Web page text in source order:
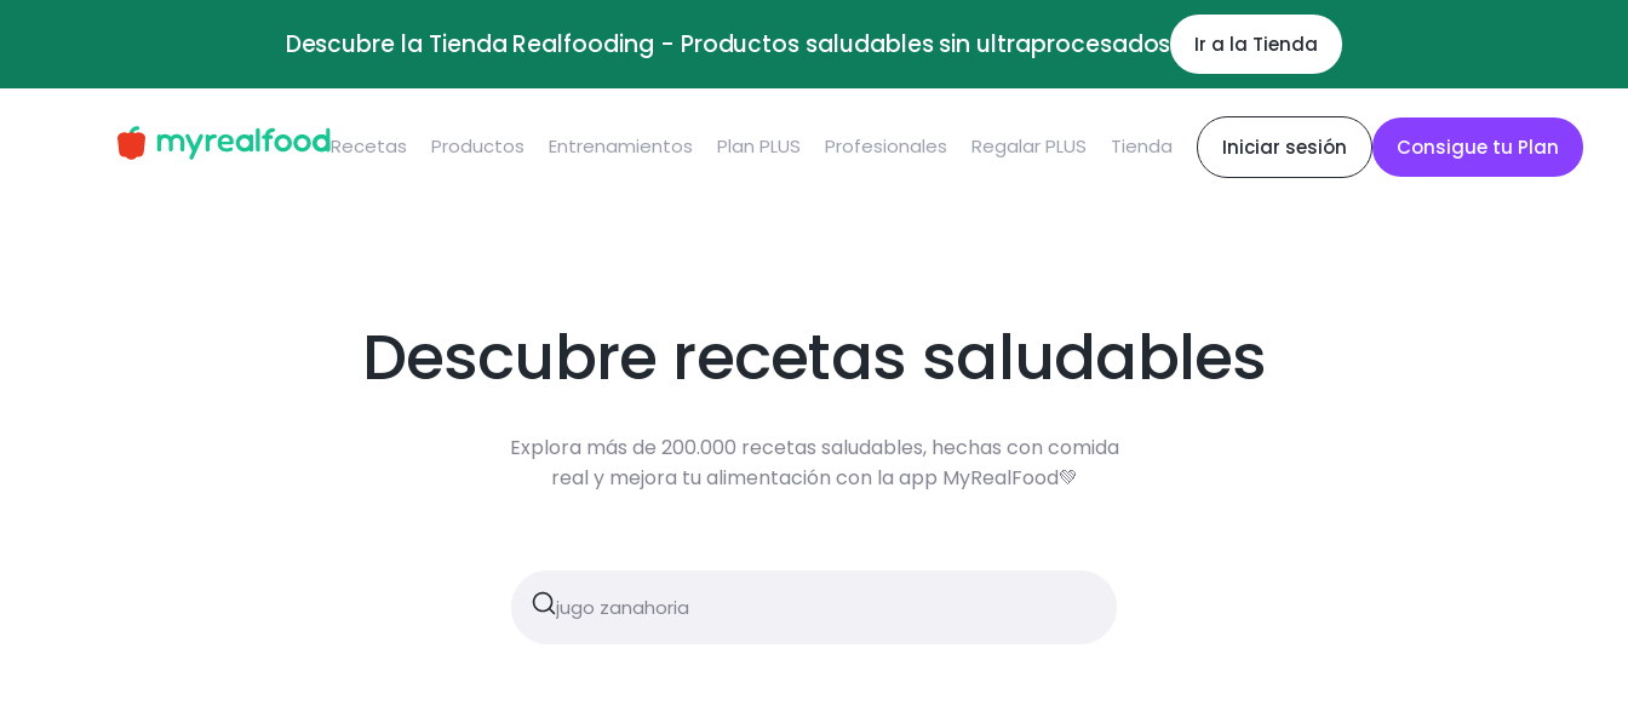
Descubre la Tienda Realfooding - Productos saludables sin ultraprocesados Ir a la Tienda
Recetas Productos Entrenamientos Plan PLUS Profesionales Regalar PLUS Tienda Iniciar sesión Consigue tu Plan
Descubre recetas saludables
Explora más de 200.000 recetas saludables, hechas con comida
real y mejora tu alimentación con la app MyRealFood💚